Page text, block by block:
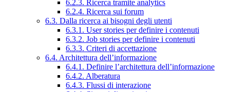
6.2.3. Ricerca tramite analytics
6.2.4. Ricerca sui forum
6.3. Dalla ricerca ai bisogni degli utenti
6.3.1. User stories per definire i contenuti
6.3.2. Job stories per definire i contenuti
6.3.3. Criteri di accettazione
6.4. Architettura dell’informazione
6.4.1. Definire l’architettura dell’informazione
6.4.2. Alberatura
6.4.3. Flussi di interazione